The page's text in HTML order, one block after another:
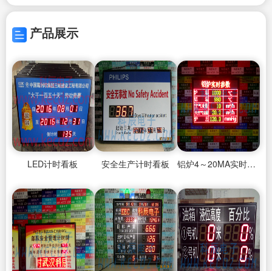
产品展示
LED计时看板 安全生产计时看板 铝炉4～20MA实时参数